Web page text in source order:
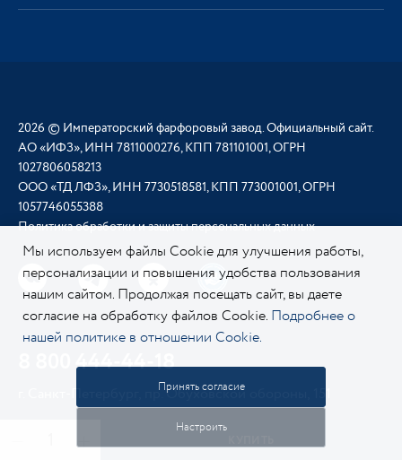
2026 © Императорский фарфоровый завод. Официальный сайт.
АО «ИФЗ», ИНН 7811000276, КПП 781101001, ОГРН
1027806058213
ООО «ТД ЛФЗ», ИНН 7730518581, КПП 773001001, ОГРН
1057746055388
Политика обработки и защиты персональных данных
8 800 444-44-18
г. Санкт-Петербург, пр. Обуховской обороны, 151
Мы используем файлы Cookie для улучшения работы,
персонализации и повышения удобства пользования
нашим сайтом. Продолжая посещать сайт, вы даете
согласие на обработку файлов Cookie. Подробнее о
нашей политике в отношении Cookie.
Принять согласие
Настроить